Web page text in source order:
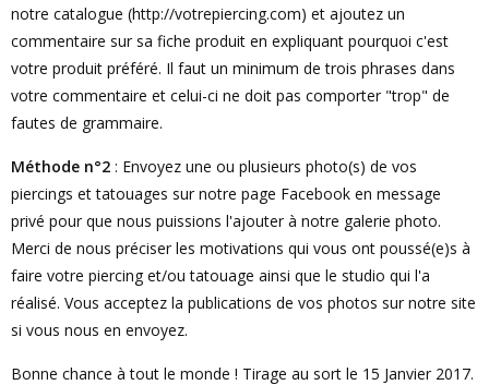
notre catalogue (http://votrepiercing.com) et ajoutez un
commentaire sur sa fiche produit en expliquant pourquoi c'est
votre produit préféré. Il faut un minimum de trois phrases dans
votre commentaire et celui-ci ne doit pas comporter "trop" de
fautes de grammaire.
Méthode n°2 : Envoyez une ou plusieurs photo(s) de vos
piercings et tatouages sur notre page Facebook en message
privé pour que nous puissions l'ajouter à notre galerie photo.
Merci de nous préciser les motivations qui vous ont poussé(e)s à
faire votre piercing et/ou tatouage ainsi que le studio qui l'a
réalisé. Vous acceptez la publications de vos photos sur notre site
si vous nous en envoyez.
Bonne chance à tout le monde ! Tirage au sort le 15 Janvier 2017.